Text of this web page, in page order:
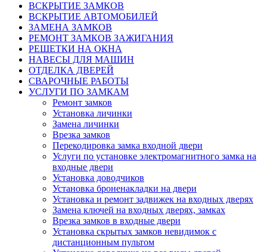
ВСКРЫТИЕ ЗАМКОВ
ВСКРЫТИЕ АВТОМОБИЛЕЙ
ЗАМЕНА ЗАМКОВ
РЕМОНТ ЗАМКОВ ЗАЖИГАНИЯ
РЕШЕТКИ НА ОКНА
НАВЕСЫ ДЛЯ МАШИН
ОТДЕЛКА ДВЕРЕЙ
СВАРОЧНЫЕ РАБОТЫ
УСЛУГИ ПО ЗАМКАМ
Ремонт замков
Установка личинки
Замена личинки
Врезка замков
Перекодировка замка входной двери
Услуги по установке электромагнитного замка на
входные двери
Установка доводчиков
Установка броненакладки на двери
Установка и ремонт задвижек на входных дверях
Замена ключей на входных дверях, замках
Врезка замков в входные двери
Установка скрытых замков невидимок с
дистанционным пультом